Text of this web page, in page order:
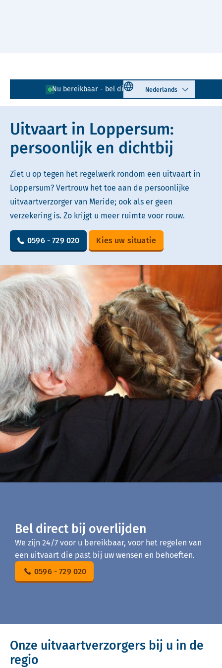
Nu bereikbaar - bel direct! 0596 - 729 020
Select language
Lees voor Uitleg woorden
Simpele tekst
Uitvaart in Loppersum:
persoonlijk en dichtbij
Ziet u op tegen het regelwerk rondom een uitvaart in
Loppersum? Vertrouw het toe aan de persoonlijke
uitvaartverzorger van Meride; ook als er geen
verzekering is. Zo krijgt u meer ruimte voor rouw.
0596 - 729 020 Kies uw situatie
Bel direct bij overlijden
We zijn 24/7 voor u bereikbaar, voor het regelen van
een uitvaart die past bij uw wensen en behoeften.
0596 - 729 020
Onze uitvaartverzorgers bij u in de
regio